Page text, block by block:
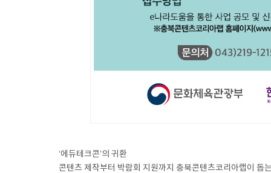
‘에듀테크콘’의 귀환
콘텐츠 제작부터 박람회 지원까지 충북콘텐츠코리아랩이 돕